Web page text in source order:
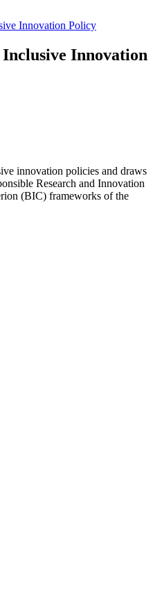
Innovation Policy
Innovation
innovation policies and draws
Research and Innovation
(BIC) frameworks of the